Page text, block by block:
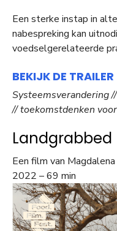
Een sterke instap in
nabespreking kan
voedselgerelateerde
BEKIJK DE TRAILER
Systeemsverandering
// toekomstdenken
Landgrabbed
Een film van
2022 – 69 min